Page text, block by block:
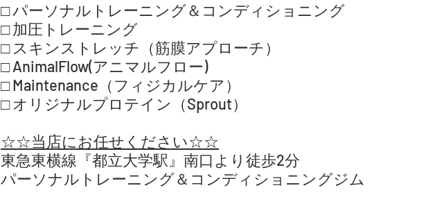
□ パーソナルトレーニング＆コンディショニング
□ 加圧トレーニング
□ スキンストレッチ（筋膜アプローチ）
□ AnimalFlow(アニマルフロー)
□ Maintenance（フィジカルケア）
□ オリジナルプロテイン（Sprout）
☆☆当店にお任せください☆☆
東急東横線『都立大学駅』南口より徒歩2分
パーソナルトレーニング＆コンディショニングジム